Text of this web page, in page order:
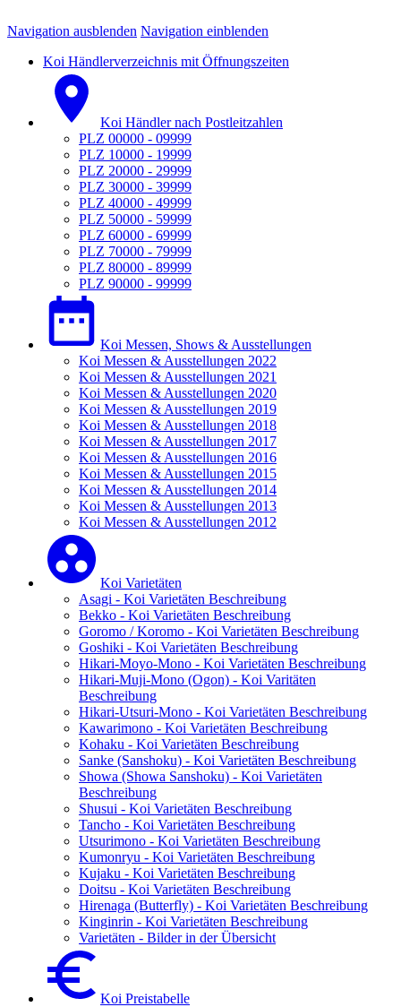
Navigation ausblenden Navigation einblenden
Koi Händlerverzeichnis mit Öffnungszeiten
Koi Händler nach Postleitzahlen
PLZ 00000 - 09999
PLZ 10000 - 19999
PLZ 20000 - 29999
PLZ 30000 - 39999
PLZ 40000 - 49999
PLZ 50000 - 59999
PLZ 60000 - 69999
PLZ 70000 - 79999
PLZ 80000 - 89999
PLZ 90000 - 99999
Koi Messen, Shows & Ausstellungen
Koi Messen & Ausstellungen 2022
Koi Messen & Ausstellungen 2021
Koi Messen & Ausstellungen 2020
Koi Messen & Ausstellungen 2019
Koi Messen & Ausstellungen 2018
Koi Messen & Ausstellungen 2017
Koi Messen & Ausstellungen 2016
Koi Messen & Ausstellungen 2015
Koi Messen & Ausstellungen 2014
Koi Messen & Ausstellungen 2013
Koi Messen & Ausstellungen 2012
Koi Varietäten
Asagi - Koi Varietäten Beschreibung
Bekko - Koi Varietäten Beschreibung
Goromo / Koromo - Koi Varietäten Beschreibung
Goshiki - Koi Varietäten Beschreibung
Hikari-Moyo-Mono - Koi Varietäten Beschreibung
Hikari-Muji-Mono (Ogon) - Koi Varitäten
Beschreibung
Hikari-Utsuri-Mono - Koi Varietäten Beschreibung
Kawarimono - Koi Varietäten Beschreibung
Kohaku - Koi Varietäten Beschreibung
Sanke (Sanshoku) - Koi Varietäten Beschreibung
Showa (Showa Sanshoku) - Koi Varietäten
Beschreibung
Shusui - Koi Varietäten Beschreibung
Tancho - Koi Varietäten Beschreibung
Utsurimono - Koi Varietäten Beschreibung
Kumonryu - Koi Varietäten Beschreibung
Kujaku - Koi Varietäten Beschreibung
Doitsu - Koi Varietäten Beschreibung
Hirenaga (Butterfly) - Koi Varietäten Beschreibung
Kinginrin - Koi Varietäten Beschreibung
Varietäten - Bilder in der Übersicht
Koi Preistabelle